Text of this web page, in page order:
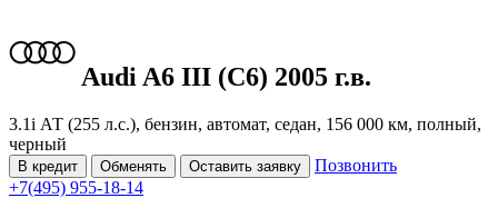
Audi A6 III (C6) 2005 г.в.
3.1i АТ (255 л.с.), бензин, автомат, седан, 156 000 км, полный,
черный
В кредит Обменять Оставить заявку
Позвонить
+7(495) 955-18-14